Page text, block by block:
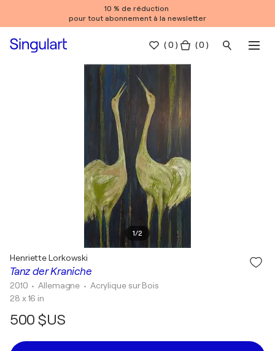
10 % de réduction
pour tout abonnement à la newsletter
(0 ) ( 0 )
1/2
Tanz der Kraniche
Henriette Lorkowski
2010 • Allemagne • Acrylique sur Bois
28 x 16 in
500 $US